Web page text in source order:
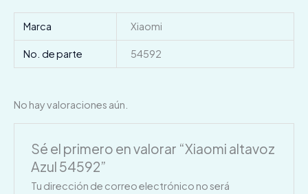
Marca Xiaomi
No. de parte 54592
No hay valoraciones aún.
Sé el primero en valorar “Xiaomi altavoz
Azul 54592”
Tu dirección de correo electrónico no será